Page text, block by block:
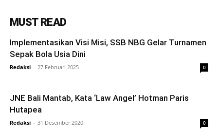
MUST READ
Implementasikan Visi Misi, SSB NBG Gelar Turnamen
Sepak Bola Usia Dini
Redaksi - 27 Februari 2025 0
JNE Bali Mantab, Kata ‘Law Angel’ Hotman Paris
Hutapea
Redaksi - 31 Desember 2020 0